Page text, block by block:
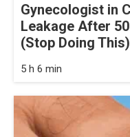
Gynecologist in
Leakage After
(Stop Doing This)
5 h 6 min